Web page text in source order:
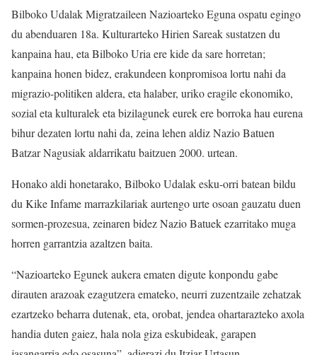
Bilboko Udalak Migratzaileen Nazioarteko Eguna ospatu egingo
du abenduaren 18a. Kulturarteko Hirien Sareak sustatzen du
kanpaina hau, eta Bilboko Uria ere kide da sare horretan;
kanpaina honen bidez, erakundeen konpromisoa lortu nahi da
migrazio-politiken aldera, eta halaber, uriko eragile ekonomiko,
sozial eta kulturalek eta bizilagunek eurek ere borroka hau eurena
bihur dezaten lortu nahi da, zeina lehen aldiz Nazio Batuen
Batzar Nagusiak aldarrikatu baitzuen 2000. urtean.
Honako aldi honetarako, Bilboko Udalak esku-orri batean bildu
du Kike Infame marrazkilariak aurtengo urte osoan gauzatu duen
sormen-prozesua, zeinaren bidez Nazio Batuek ezarritako muga
horren garrantzia azaltzen baita.
“Nazioarteko Egunek aukera ematen digute konpondu gabe
dirauten arazoak ezagutzera emateko, neurri zuzentzaile zehatzak
ezartzeko beharra dutenak, eta, orobat, jendea ohartarazteko axola
handia duten gaiez, hala nola giza eskubideak, garapen